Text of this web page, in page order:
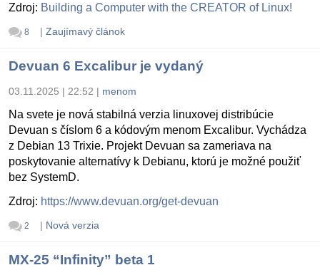
Zdroj: Building a Computer with the CREATOR of Linux!
8 | Zaujímavý článok
Devuan 6 Excalibur je vydaný
03.11.2025 | 22:52 | menom
Na svete je nová stabilná verzia linuxovej distribúcie
Devuan s číslom 6 a kódovým menom Excalibur. Vychádza
z Debian 13 Trixie. Projekt Devuan sa zameriava na
poskytovanie alternatívy k Debianu, ktorú je možné použiť
bez SystemD.
Zdroj: https://www.devuan.org/get-devuan
2 | Nová verzia
MX-25 “Infinity” beta 1